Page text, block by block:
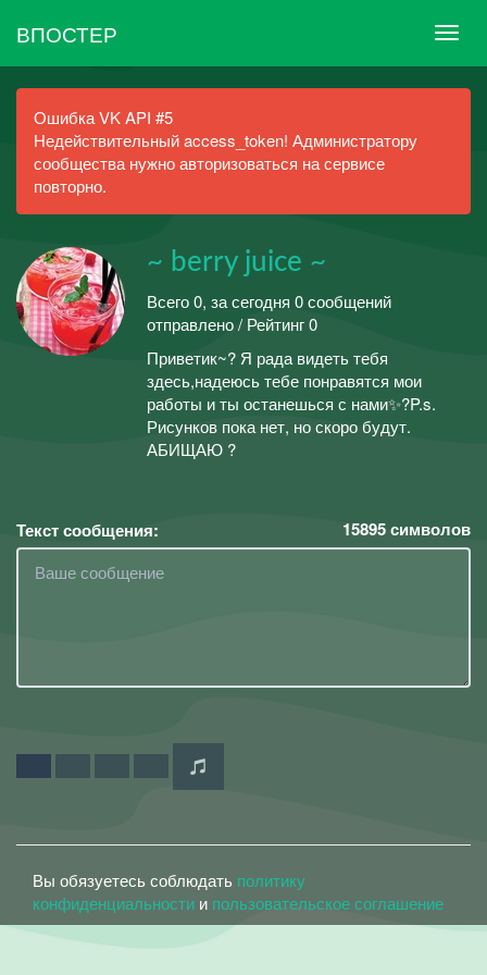
ВПОСТЕР
Ошибка VK API #5
Недействительный access_token! Администратору
сообщества нужно авторизоваться на сервисе
повторно.
~ berry juice ~
Всего 0, за сегодня 0 сообщений
отправлено / Рейтинг 0
Приветик~? Я рада видеть тебя
здесь,надеюсь тебе понравятся мои
работы и ты останешься с нами✨?P.s.
Рисунков пока нет, но скоро будут.
АБИЩАЮ ?
Текст сообщения: 15895символов
Вы обязуетесь соблюдать политику
конфиденциальности и пользовательское соглашение